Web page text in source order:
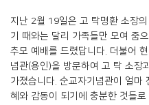
지난 2월 19일은 고 탁명환 소장
기 때와는 달리 가족들만 모여 줌
추모 예배를 드렸답니다. 더불어
념관(용인)을 방문하여 고 탁 소장
가졌습니다. 순교자기념관이 얼마
혜와 감동이 되기에 충분한 것들